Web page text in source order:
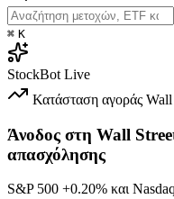
⌘ K
StockBot Live
Κατάσταση αγοράς Wall
Άνοδος στη Wall
απασχόλησης
S&P 500 +0.20% και Nasdaq